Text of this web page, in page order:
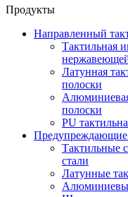
Продукты
Направленный
Тактильная
Латунная
полоски
полоски
PU
Тактильные
стали
Латунные